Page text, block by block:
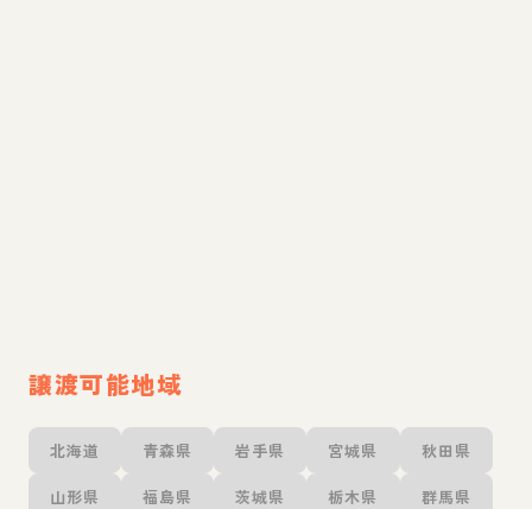
譲渡可能地域
北海道 青森県 岩手県 宮城県 秋田県
山形県 福島県 茨城県 栃木県 群馬県